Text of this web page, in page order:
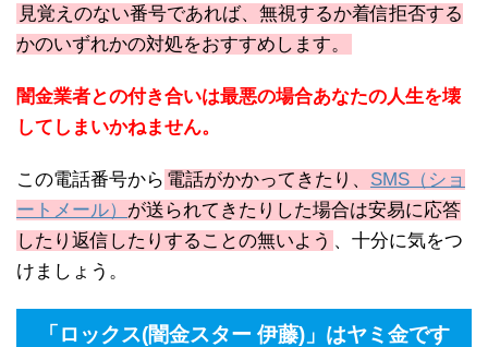
見覚えのない番号であれば、無視するか着信拒否する
かのいずれかの対処をおすすめします。
闇金業者との付き合いは最悪の場合あなたの人生を壊
してしまいかねません。
この電話番号から 電話がかかってきたり、 SMS（ショ
ートメール） が送られてきたりした場合は安易に応答
したり返信したりすることの無いよう 、十分に気をつ
けましょう。
「ロックス(闇金スター 伊藤)」はヤミ金です